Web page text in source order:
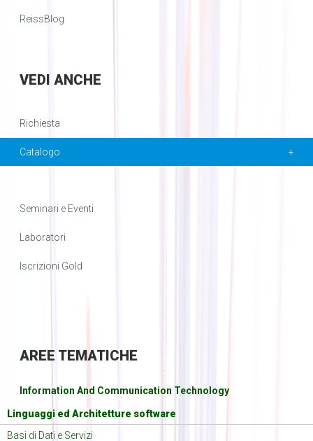
ReissBlog
VEDI ANCHE
Richiesta
Catalogo
Seminari e Eventi
Laboratori
Iscrizioni Gold
AREE TEMATICHE
Information And Communication Technology
Linguaggi ed Architetture software
Basi di Dati e Servizi